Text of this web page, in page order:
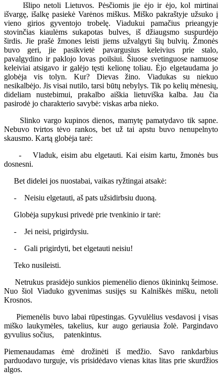
Išlipo netoli Lietuvos. Pėsčiomis jie ėjo ir ėjo, kol mirtinai
išvargę, išalkę pasiekė Varėnos miškus. Miško pakraštyje užsuko į
vieno girios gyventojo trobelę. Viadukui pamačius prieangyje
stovinčias kiaulėms sukapotas bulves, iš džiaugsmo suspurdėjo
širdis. Jie prašė žmones leisti jiems užvalgyti šių bulvių. Žmonės
buvo geri, jie pasikvietė pavargusius keleivius prie stalo,
pavalgydino ir paklojo lovas poilsiui. Šiuose svetinguose namuose
keleiviai atsigavo ir galėjo tęsti kelionę toliau. Ėjo elgetaudama jo
globėja vis tolyn. Kur? Dievas žino. Viadukas su niekuo
nesikalbėjo. Jis visai nutilo, tarsi būtų nebylys. Tik po kelių mėnesių,
dideliam nustebimui, prakalbo aiškia lietuviška kalba. Jau čia
pasirodė jo charakterio savybė: viskas arba nieko.
Slinko vargo kupinos dienos, mamytę pamatydavo tik sapne.
Nebuvo tvirtos tėvo rankos, bet už tai apstu buvo nenupelnyto
skausmo. Kartą globėja tarė:
- Vladuk, eisim abu elgetauti. Kai eisim kartu, žmonės bus
dosnesni.
Bet didelei jos nuostabai, vaikas ryžtingai atsakė:
- Neisiu elgetauti, aš pats užsidirbsiu duoną.
Globėja supykusi privedė prie tvenkinio ir tarė:
- Jei neisi, prigirdysiu.
- Gali prigirdyti, bet elgetauti neisiu!
Teko nusileisti.
Netrukus prasidėjo sunkios piemenėlio dienos ūkininkų šeimose.
Nuo šiol Viaduko gyvenimas susijęs su Kalniškės mišku, netoli
Krosnos.
Piemenėlis buvo labai rūpestingas. Gyvulėlius vesdavosi į visas
miško laukymėles, takelius, kur augo geriausia žolė. Pargindavo
gyvulius sočius, patenkintus.
Piemenaudamas ėmė drožinėti iš medžio. Savo rankdarbius
parduodavo turguje, vis prisidėdavo vienas kitas litas prie skurdžios
algos.